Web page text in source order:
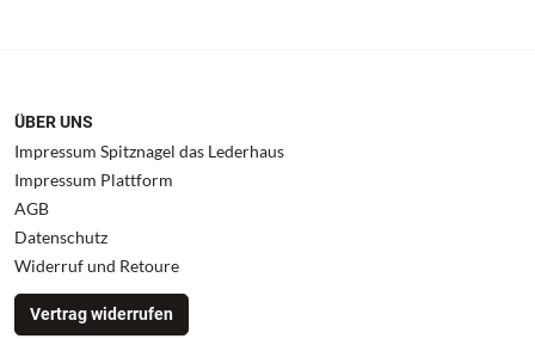
ÜBER UNS
Impressum Spitznagel das Lederhaus
Impressum Plattform
AGB
Datenschutz
Widerruf und Retoure
Vertrag widerrufen